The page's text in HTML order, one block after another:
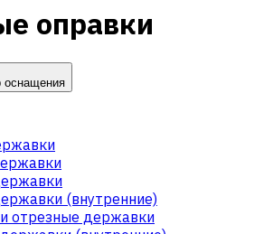
оправки
оснащения
(внутренние)
отрезные державки